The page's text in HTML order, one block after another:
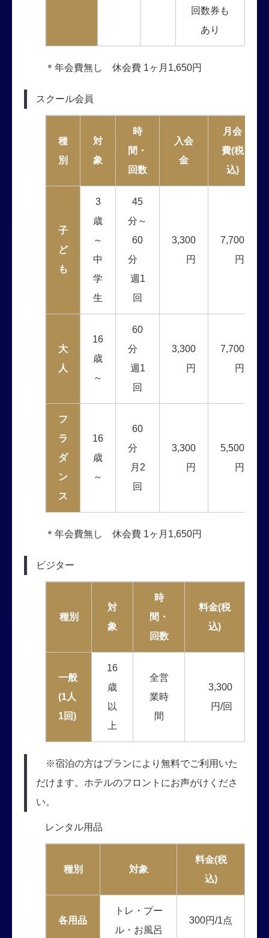
回数券も
あり
＊年会費無し 休会費 1ヶ月1,650円
スクール会員
種
別
対
象
時
間・
回数
入会
金
月会
費(税
込)
子
ど
も
3
歳
～
中
学
生
45
分～
60
分
週1
回
3,300
円
7,700
円
大
人
16
歳
～
60
分
週1
回
3,300
円
7,700
円
フ
ラ
ダ
ン
ス
16
歳
～
60
分
月2
回
3,300
円
5,500
円
＊年会費無し 休会費 1ヶ月1,650円
ビジター
種別
対
象
時
間・
回数
料金(税
込)
一般
(1人
1回)
16
歳
以
上
全営
業時
間
3,300
円/回
※宿泊の方はプランにより無料でご利用いた
だけます。ホテルのフロントにお声がけくださ
い。
レンタル用品
種別 対象
料金(税
込)
各用品
トレ・プー
ル・お風呂
300円/1点